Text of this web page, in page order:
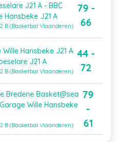
J21 A - BBC
Hansbeke J21 A
B (Basketbal Vlaanderen)
79 -
66
Wille Hansbeke J21 A
J21 A
B (Basketbal Vlaanderen)
44 -
72
Bredene Basket@sea
Wille Hansbeke
B (Basketbal Vlaanderen)
79
-
61